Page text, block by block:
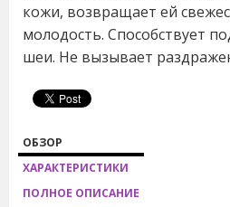
кожи, возвращает ей
молодость. Способствует
шеи. Не вызывает
ОБЗОР
ХАРАКТЕРИСТИКИ
ПОЛНОЕ ОПИСАНИЕ